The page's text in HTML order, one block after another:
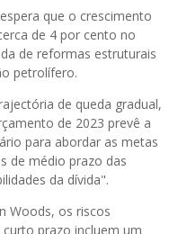
que o crescimento
de 4 por cento no
de reformas estruturais
petrolífero.
de queda gradual,
de 2023 prevê a
para abordar as metas
de médio prazo das
da dívida".
Woods, os riscos
prazo incluem um